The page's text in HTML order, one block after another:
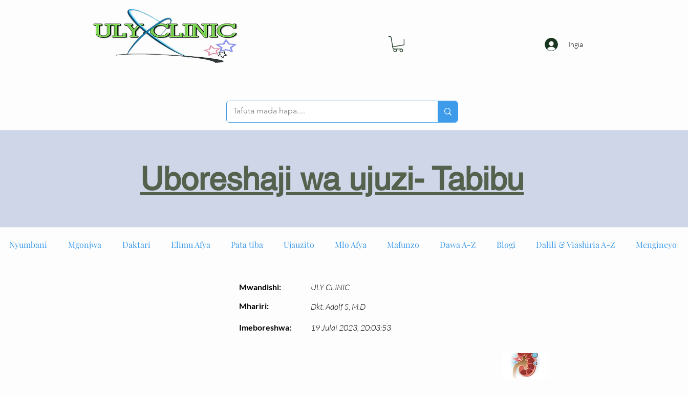
Ingia
Uboreshaji wa ujuzi- Tabibu
Nyumbani Mgonjwa Daktari Elimu Afya Pata tiba Ujauzito Mlo Afya Mafunzo Dawa A-Z Blogi Dalili & Viashiria A-Z Mengineyo
Mwandishi:
Mhariri:
Imeboreshwa:
ULY CLINIC
Dkt. Adolf S, M.D
19 Julai 2023, 20:03:53